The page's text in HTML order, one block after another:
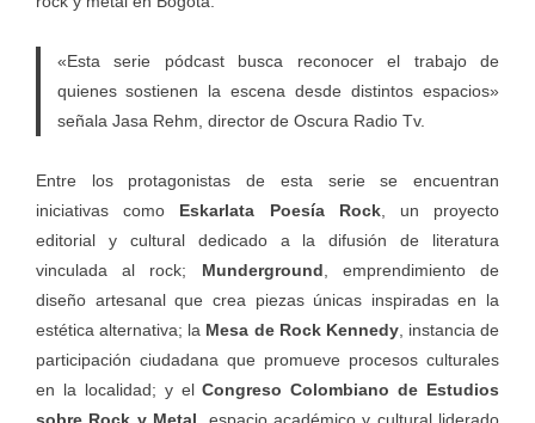
«Esta serie pódcast busca reconocer el trabajo de
quienes sostienen la escena desde distintos espacios»
señala Jasa Rehm, director de Oscura Radio Tv.
Entre los protagonistas de esta serie se encuentran
iniciativas como Eskarlata Poesía Rock, un proyecto
editorial y cultural dedicado a la difusión de literatura
vinculada al rock; Munderground , emprendimiento de
diseño artesanal que crea piezas únicas inspiradas en la
estética alternativa; la Mesa de Rock Kennedy, instancia de
participación ciudadana que promueve procesos culturales
en la localidad; y elCongreso Colombiano de Estudios
sobre Rock y Metal , espacio académico y cultural liderado